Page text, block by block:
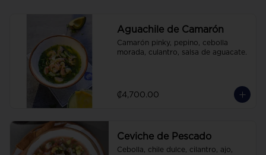
Aguachile de Camarón
Camarón pinky, pepino, cebolla
morada, culantro, salsa de aguacate.
₡4,700.00
Ceviche de Pescado
Cebolla, chile dulce, cilantro, ajo,